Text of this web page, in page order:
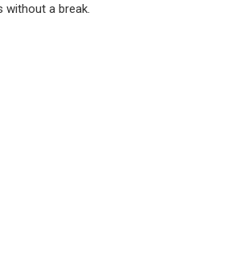
without a break.